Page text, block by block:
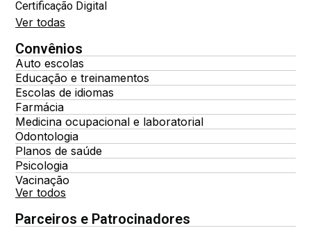
Certificação Digital
Ver todas
Convênios
Auto escolas
Educação e treinamentos
Escolas de idiomas
Farmácia
Medicina ocupacional e laboratorial
Odontologia
Planos de saúde
Psicologia
Vacinação
Ver todos
Parceiros e Patrocinadores